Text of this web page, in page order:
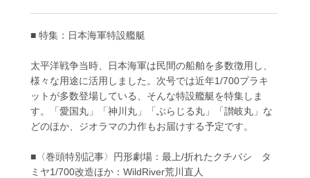
■ 特集：日本海軍特設艦艇
太平洋戦争当時、日本海軍は民間の船舶を多数徴用し、
様々な用途に活用しました。次号では近年1/700プラキ
ットが多数登場している、そんな特設艦艇を特集しま
す。「愛国丸」「神川丸」「ぶらじる丸」「讃岐丸」な
どのほか、ジオラマの力作もお届けする予定です。
■〈巻頭特別記事〉円形劇場：最上/折れたクチバシ タ
ミヤ1/700改造ほか：WildRiver荒川直人